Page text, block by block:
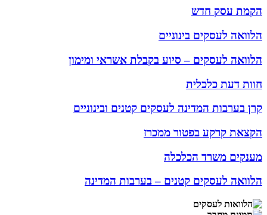
הקמת עסק חדש
הלוואה לעסקים בינוניים
הלוואה לעסקים – סיוע בקבלת אשראי ומימון
חוות דעת כלכלית
קרן בערבות המדינה לעסקים קטנים ובינוניים
הקצאת קרקע בפטור ממכרז
מענקים משרד הכלכלה
הלוואה לעסקים קטנים – בערבות המדינה